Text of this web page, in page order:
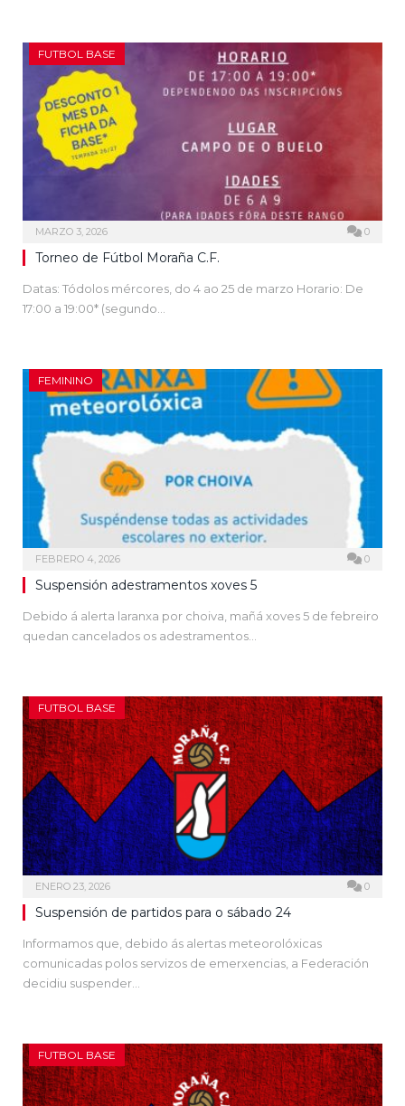
FUTBOL BASE
MARZO 3, 2026 0
Torneo de Fútbol Moraña C.F.
Datas: Tódolos mércores, do 4 ao 25 de marzo Horario: De
17:00 a 19:00* (segundo…
FEMININO
FEBRERO 4, 2026 0
Suspensión adestramentos xoves 5
Debido á alerta laranxa por choiva, mañá xoves 5 de febreiro
quedan cancelados os adestramentos…
FUTBOL BASE
ENERO 23, 2026 0
Suspensión de partidos para o sábado 24
Informamos que, debido ás alertas meteorolóxicas
comunicadas polos servizos de emerxencias, a Federación
decidiu suspender…
FUTBOL BASE